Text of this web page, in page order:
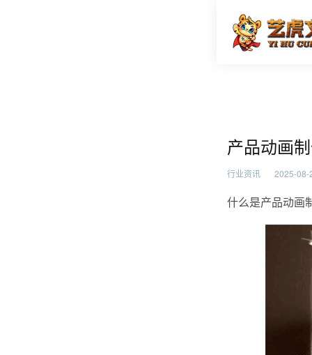
产品动
产品动画
行业资讯 2025-08-
什么是产品动画